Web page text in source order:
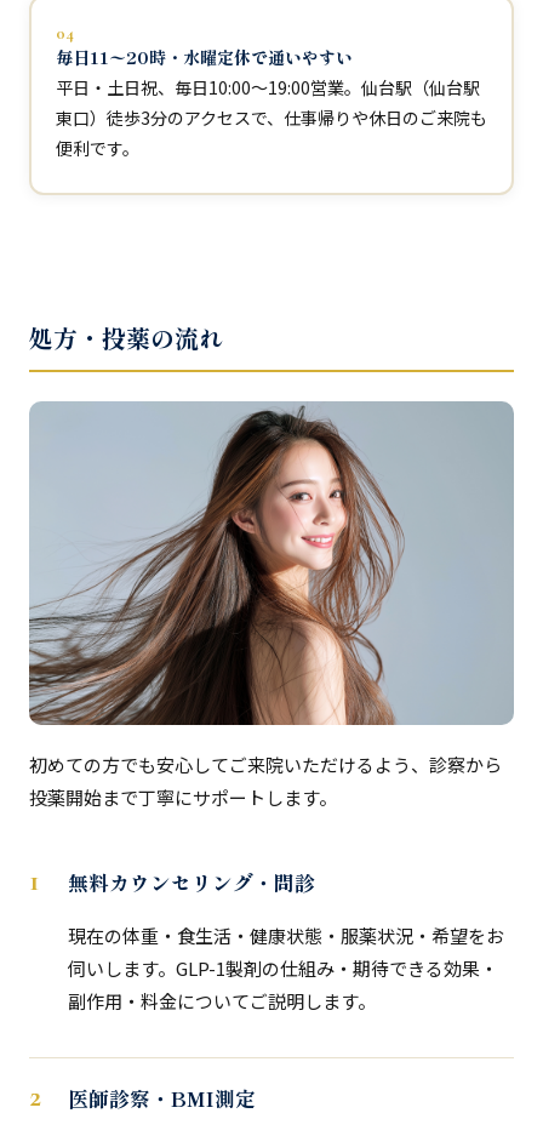
04
毎日11〜20時・水曜定休で通いやすい
平日・土日祝、毎日10:00〜19:00営業。仙台駅（仙台駅
東口）徒歩3分のアクセスで、仕事帰りや休日のご来院も
便利です。
処方・投薬の流れ
初めての方でも安心してご来院いただけるよう、診察から
投薬開始まで丁寧にサポートします。
無料カウンセリング・問診
現在の体重・食生活・健康状態・服薬状況・希望をお
伺いします。GLP-1製剤の仕組み・期待できる効果・
副作用・料金についてご説明します。
医師診察・BMI測定